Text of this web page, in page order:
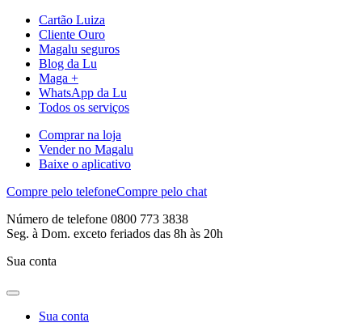
Cartão Luiza
Cliente Ouro
Magalu seguros
Blog da Lu
Maga +
WhatsApp da Lu
Todos os serviços
Comprar na loja
Vender no Magalu
Baixe o aplicativo
Compre pelo telefoneCompre pelo chat
Número de telefone 0800 773 3838
Seg. à Dom. exceto feriados das 8h às 20h
Sua conta
Sua conta